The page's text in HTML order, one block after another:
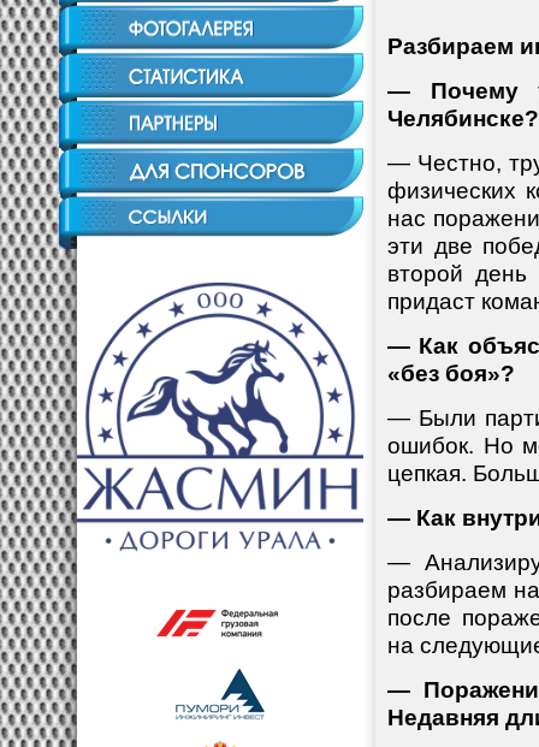
Разбираем
— Почему
Челябинске?
— Честно,
физических
нас
эти две
второй день
придаст
— Как
«без боя»?
— Были
ошибок. Но
цепкая.
— Как
—
разбираем
после
на
—
Недавняя